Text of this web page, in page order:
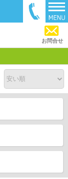
お問合せ